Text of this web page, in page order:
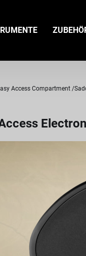
Access Compartment